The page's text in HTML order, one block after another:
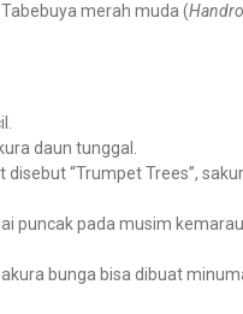
merah muda (
daun tunggal.
“Trumpet Trees”,
puncak pada musim
bunga bisa dibuat